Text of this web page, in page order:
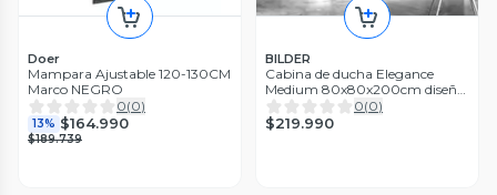
Doer
Mampara Ajustable 120-130CM
Marco NEGRO
0(0)
13% $164.990
$189.739
BILDER
Cabina de ducha Elegance
Medium 80x80x200cm diseño
curvo
0(0)
$219.990